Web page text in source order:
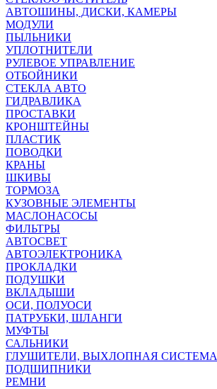
АВТОШИНЫ, ДИСКИ, КАМЕРЫ
МОДУЛИ
ПЫЛЬНИКИ
УПЛОТНИТЕЛИ
РУЛЕВОЕ УПРАВЛЕНИЕ
ОТБОЙНИКИ
СТЕКЛА АВТО
ГИДРАВЛИКА
ПРОСТАВКИ
КРОНШТЕЙНЫ
ПЛАСТИК
ПОВОДКИ
КРАНЫ
ШКИВЫ
ТОРМОЗА
КУЗОВНЫЕ ЭЛЕМЕНТЫ
МАСЛОНАСОСЫ
ФИЛЬТРЫ
АВТОСВЕТ
АВТОЭЛЕКТРОНИКА
ПРОКЛАДКИ
ПОДУШКИ
ВКЛАДЫШИ
ОСИ, ПОЛУОСИ
ПАТРУБКИ, ШЛАНГИ
МУФТЫ
САЛЬНИКИ
ГЛУШИТЕЛИ, ВЫХЛОПНАЯ СИСТЕМА
ПОДШИПНИКИ
РЕМНИ